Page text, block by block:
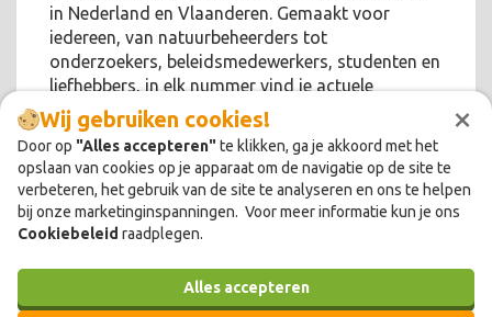
×
Wij gebruiken cookies!
Door op "Alles accepteren"te klikken, ga je akkoord met het
opslaan van cookies op je apparaat om de navigatie op de site te
verbeteren, het gebruik van de site te analyseren en ons te helpen
bij onze marketinginspanningen. Voor meer informatie kun je ons
Cookiebeleid raadplegen.
Alles accepteren
in Nederland en Vlaanderen. Gemaakt voor
iedereen, van natuurbeheerders tot
onderzoekers, beleidsmedewerkers, studenten en
liefhebbers, in elk nummer vind je actuele
thema's, interessante discussies en meer.